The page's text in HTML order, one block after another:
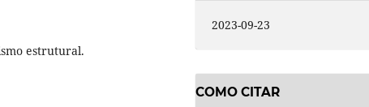
estrutural.
2023-09-23
COMO CITAR